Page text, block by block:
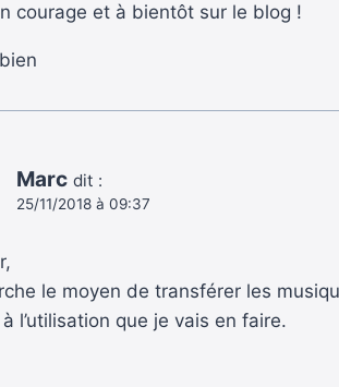
courage et à bientôt sur le blog !
Marc dit :
25/11/2018 à 09:37
le moyen de transférer les
l’utilisation que je vais en faire.